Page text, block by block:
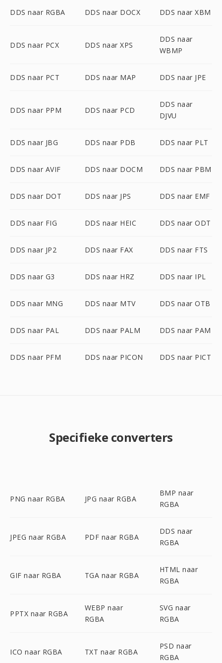
DDS naar RGBA DDS naar DOCX DDS naar XBM
DDS naar PCX DDS naar XPS
DDS naar
WBMP
DDS naar PCT DDS naar MAP DDS naar JPE
DDS naar PPM DDS naar PCD
DDS naar
DJVU
DDS naar JBG DDS naar PDB DDS naar PLT
DDS naar AVIF DDS naar DOCM DDS naar PBM
DDS naar DOT DDS naar JPS DDS naar EMF
DDS naar FIG DDS naar HEIC DDS naar ODT
DDS naar JP2 DDS naar FAX DDS naar FTS
DDS naar G3 DDS naar HRZ DDS naar IPL
DDS naar MNG DDS naar MTV DDS naar OTB
DDS naar PAL DDS naar PALM DDS naar PAM
DDS naar PFM DDS naar PICON DDS naar PICT
Specifieke converters
PNG naar RGBA JPG naar RGBA
BMP naar
RGBA
JPEG naar RGBA PDF naar RGBA
DDS naar
RGBA
GIF naar RGBA TGA naar RGBA
HTML naar
RGBA
PPTX naar RGBA
WEBP naar
RGBA
SVG naar
RGBA
ICO naar RGBA TXT naar RGBA
PSD naar
RGBA